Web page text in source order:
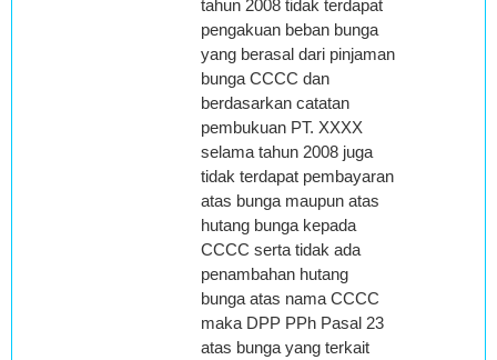
tahun 2008 tidak terdapat
pengakuan beban bunga
yang berasal dari pinjaman
bunga CCCC dan
berdasarkan catatan
pembukuan PT. XXXX
selama tahun 2008 juga
tidak terdapat pembayaran
atas bunga maupun atas
hutang bunga kepada
CCCC serta tidak ada
penambahan hutang
bunga atas nama CCCC
maka DPP PPh Pasal 23
atas bunga yang terkait